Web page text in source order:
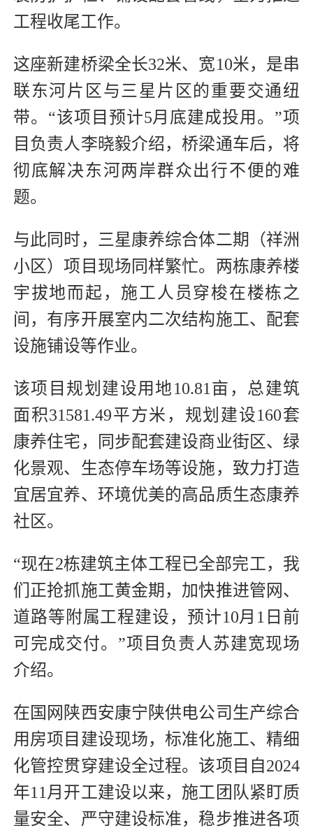
工程收尾工作。
这座新建桥梁全长32米、宽10米，是串
联东河片区与三星片区的重要交通纽
带。“该项目预计5月底建成投用。”项
目负责人李晓毅介绍，桥梁通车后，将
彻底解决东河两岸群众出行不便的难
题。
与此同时，三星康养综合体二期（祥洲
小区）项目现场同样繁忙。两栋康养楼
宇拔地而起，施工人员穿梭在楼栋之
间，有序开展室内二次结构施工、配套
设施铺设等作业。
该项目规划建设用地10.81亩，总建筑
面积31581.49平方米，规划建设160套
康养住宅，同步配套建设商业街区、绿
化景观、生态停车场等设施，致力打造
宜居宜养、环境优美的高品质生态康养
社区。
“现在2栋建筑主体工程已全部完工，我
们正抢抓施工黄金期，加快推进管网、
道路等附属工程建设，预计10月1日前
可完成交付。”项目负责人苏建宽现场
介绍。
在国网陕西安康宁陕供电公司生产综合
用房项目建设现场，标准化施工、精细
化管控贯穿建设全过程。该项目自2024
年11月开工建设以来，施工团队紧盯质
量安全、严守建设标准，稳步推进各项